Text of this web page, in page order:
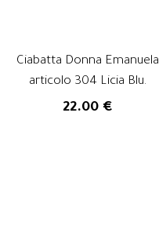
Ciabatta Donna Emanuela
articolo 304 Licia Blu.
22.00 €